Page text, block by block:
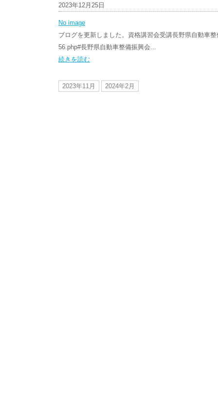
2023年12月25日
No image
ブログを更新しました。資格講習会受講長野県自動車
56.php#長野県自動車整備振興会...
続きを読む
2023年11月 2024年2月